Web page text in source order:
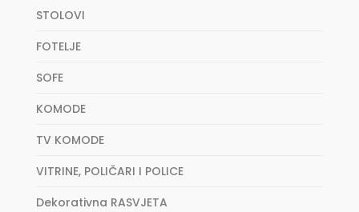
STOLOVI
FOTELJE
SOFE
KOMODE
TV KOMODE
VITRINE, POLIČARI I POLICE
Dekorativna RASVJETA